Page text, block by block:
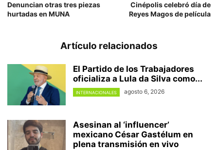
Denuncian otras tres piezas
hurtadas en MUNA
Cinépolis celebró día de
Reyes Magos de película
Artículo relacionados
El Partido de los Trabajadores
oficializa a Lula da Silva como...
INTERNACIONALES agosto 6, 2026
Asesinan al ‘influencer’
mexicano César Gastélum en
plena transmisión en vivo